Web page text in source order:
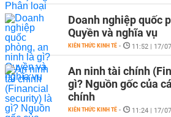
Doanh nghiệp quốc
Quyền và nghĩa vụ
KIẾN THỨC KINH TẾ - 11:52 | 17/
An ninh tài chính
gì? Nguồn gốc của
chính
KIẾN THỨC KINH TẾ - 11:24 | 17/